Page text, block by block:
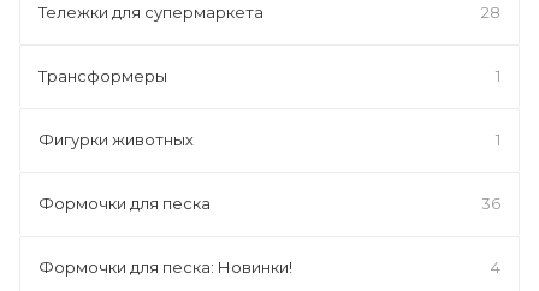
Тележки для супермаркета 28
Трансформеры 1
Фигурки животных 1
Формочки для песка 36
Формочки для песка: Новинки! 4